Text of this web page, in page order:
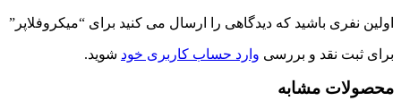
اولین نفری باشید که دیدگاهی را ارسال می کنید برای “میکروفلاپر”
برای ثبت نقد و بررسی وارد حساب کاربری خود شوید.
محصولات مشابه